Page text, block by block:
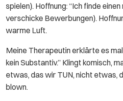
spielen). Hoffnung: “Ich finde einen
verschicke Bewerbungen).
warme Luft.
Meine Therapeutin erklärte es
kein Substantiv.” Klingt komisch,
etwas, das wir TUN, nicht etwas,
blown.